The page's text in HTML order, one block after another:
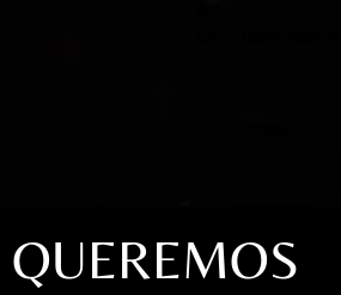
QUEREMOS